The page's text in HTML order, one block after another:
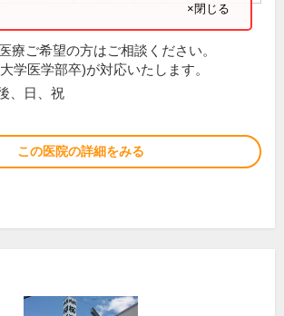
×閉じる
療ご希望の方はご相談ください。
学医学部卒)が対応いたします。
、日、祝
この医院の詳細をみる